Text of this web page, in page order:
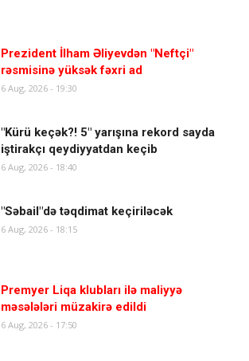
Prezident İlham Əliyevdən "Neftçi"
rəsmisinə yüksək fəxri ad
6 Aug, 2026 - 19:30
"Kürü keçək?! 5" yarışına rekord sayda
iştirakçı qeydiyyatdan keçib
6 Aug, 2026 - 18:40
"Səbail"də təqdimat keçiriləcək
6 Aug, 2026 - 18:15
Premyer Liqa klubları ilə maliyyə
məsələləri müzakirə edildi
6 Aug, 2026 - 17:50